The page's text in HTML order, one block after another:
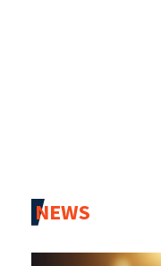
NEWS